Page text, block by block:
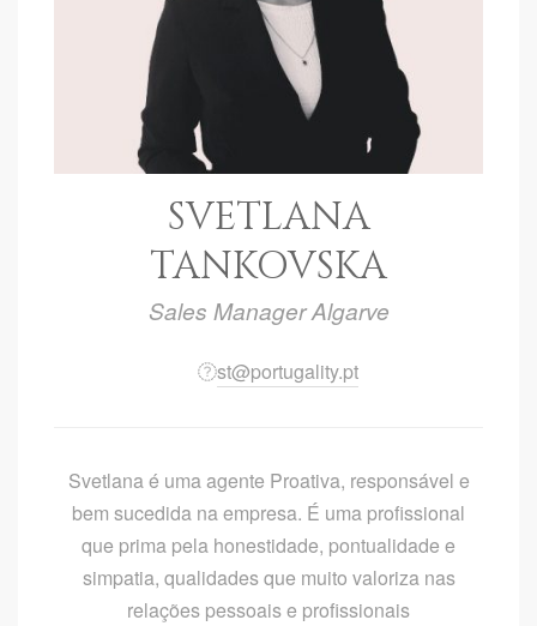
SVETLANA
TANKOVSKA
Sales Manager Algarve
st@portugality.pt
Svetlana é uma agente Proativa, responsável e
bem sucedida na empresa. É uma profissional
que prima pela honestidade, pontualidade e
simpatia, qualidades que muito valoriza nas
relações pessoais e profissionais